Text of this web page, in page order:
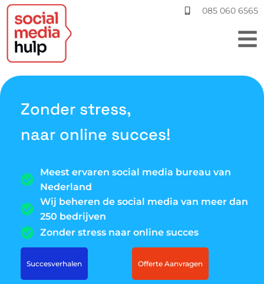
085 060 6565
Zonder stress,
naar online succes!
Meest ervaren social media bureau van
Nederland
Wij beheren de social media van meer dan
250 bedrijven
Zonder stress naar online succes
Succesverhalen Offerte Aanvragen